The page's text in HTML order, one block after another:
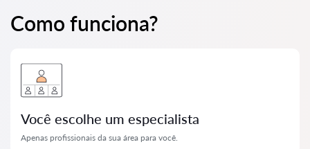
Como funciona?
Você escolhe um especialista
Apenas profissionais da sua área para você.